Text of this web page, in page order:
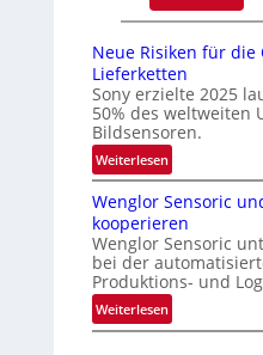
a
r
a
l
t
i
d
l
a
s
u
g
L
e
c
h
l
u
s
Neue Risiken für die
Lieferketten
Sony erzielte 2025
50% des weltweiten
Bildsensoren.
Weiterlesen:
N
e
u
e
R
i
s
Wenglor Sensoric
kooperieren
Wenglor Sensoric
bei der
Produktions- und
Weiterlesen:
W